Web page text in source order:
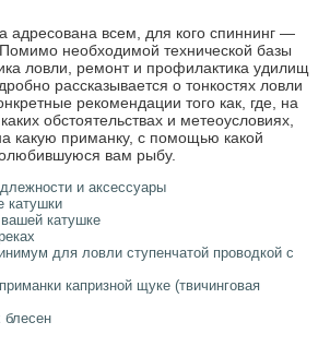
адресована всем, для кого спиннинг —
необходимой технической базы
ловли, ремонт и профилактика удилищ
рассказывается о тонкостях ловли
рекомендации того как, где, на
обстоятельствах и метеоусловиях,
какую приманку, с помощью какой
вам рыбу.
и аксессуары
катушки
катушке
для ловли ступенчатой проводкой с
капризной щуке (твичинговая
блесен